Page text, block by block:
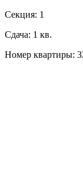
Секция: 1
Сдача: 1 кв.
Номер квартиры: